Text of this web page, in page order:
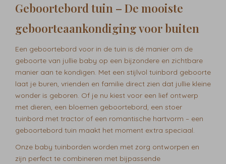
Geboortebord tuin – De mooiste
geboorteaankondiging voor buiten
Een geboortebord voor in de tuin is dé manier om de
geboorte van jullie baby op een bijzondere en zichtbare
manier aan te kondigen. Met een stijlvol tuinbord geboorte
laat je buren, vrienden en familie direct zien dat jullie kleine
wonder is geboren. Of je nu kiest voor een lief ontwerp
met dieren, een bloemen geboortebord, een stoer
tuinbord met tractor of een romantische hartvorm – een
geboortebord tuin maakt het moment extra speciaal.
Onze baby tuinborden worden met zorg ontworpen en
zijn perfect te combineren met bijpassende